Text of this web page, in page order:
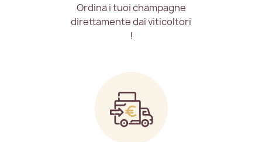
Ordina i tuoi champagne
direttamente dai viticoltori
!